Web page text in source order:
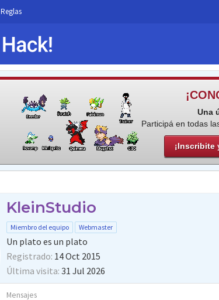
Reglas
Una
Participá en todas
¡Inscribite
KleinStudio
Miembro del equipo Webmaster
Un plato es un plato
Registrado 14 Oct 2015
Última visita 31 Jul 2026
Mensajes